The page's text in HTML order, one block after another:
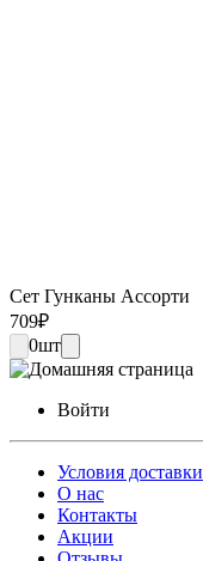
Сет Гунканы Ассорти
709₽
0шт
Войти
Условия доставки
О нас
Контакты
Акции